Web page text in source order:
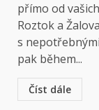
přímo od
Roztok a
s
pak během...
Číst dále